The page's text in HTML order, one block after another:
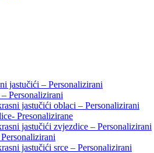
jastučići – Personalizirani
Personalizirani
jastučići oblaci – Personalizirani
Presonalizirane
jastučići zvjezdice – Personalizirani
jastučići srce – Personalizirani